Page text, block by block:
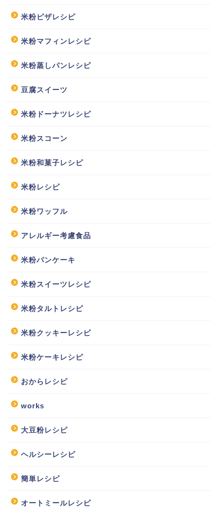
米粉ピザレシピ
米粉マフィンレシピ
米粉蒸しパンレシピ
豆腐スイーツ
米粉ドーナツレシピ
米粉スコーン
米粉和菓子レシピ
米粉レシピ
米粉ワッフル
アレルギー考慮食品
米粉パンケーキ
米粉スイーツレシピ
米粉タルトレシピ
米粉クッキーレシピ
米粉ケーキレシピ
おからレシピ
works
大豆粉レシピ
ヘルシーレシピ
簡単レシピ
オートミールレシピ